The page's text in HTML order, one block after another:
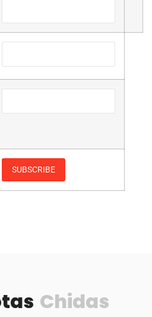
Chidas